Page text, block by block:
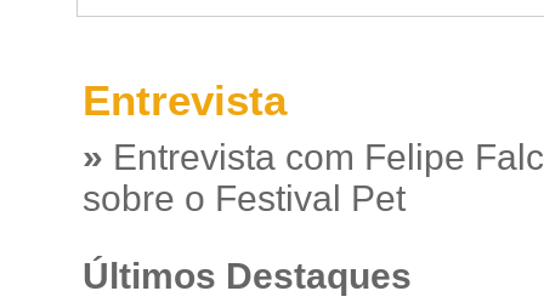
Entrevista
» Entrevista com Felipe
sobre o Festival Pet
Últimos Destaques